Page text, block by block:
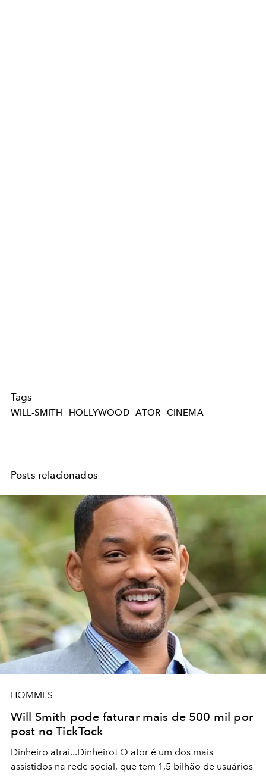
Tags
WILL-SMITH HOLLYWOOD ATOR CINEMA
Posts relacionados
HOMMES
Will Smith pode faturar mais de 500 mil por
post no TickTock
Dinheiro atrai...Dinheiro! O ator é um dos mais
assistidos na rede social, que tem 1,5 bilhão de usuários